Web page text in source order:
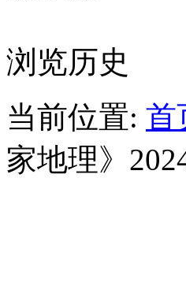
浏览历史
当前位置: 首
家地理》